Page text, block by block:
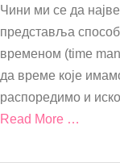
Чини ми се да
представља
временом (time
да време које
распоредимо и
Read More …